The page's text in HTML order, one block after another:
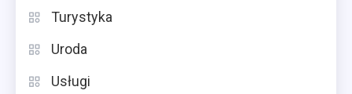
Turystyka
Uroda
Usługi